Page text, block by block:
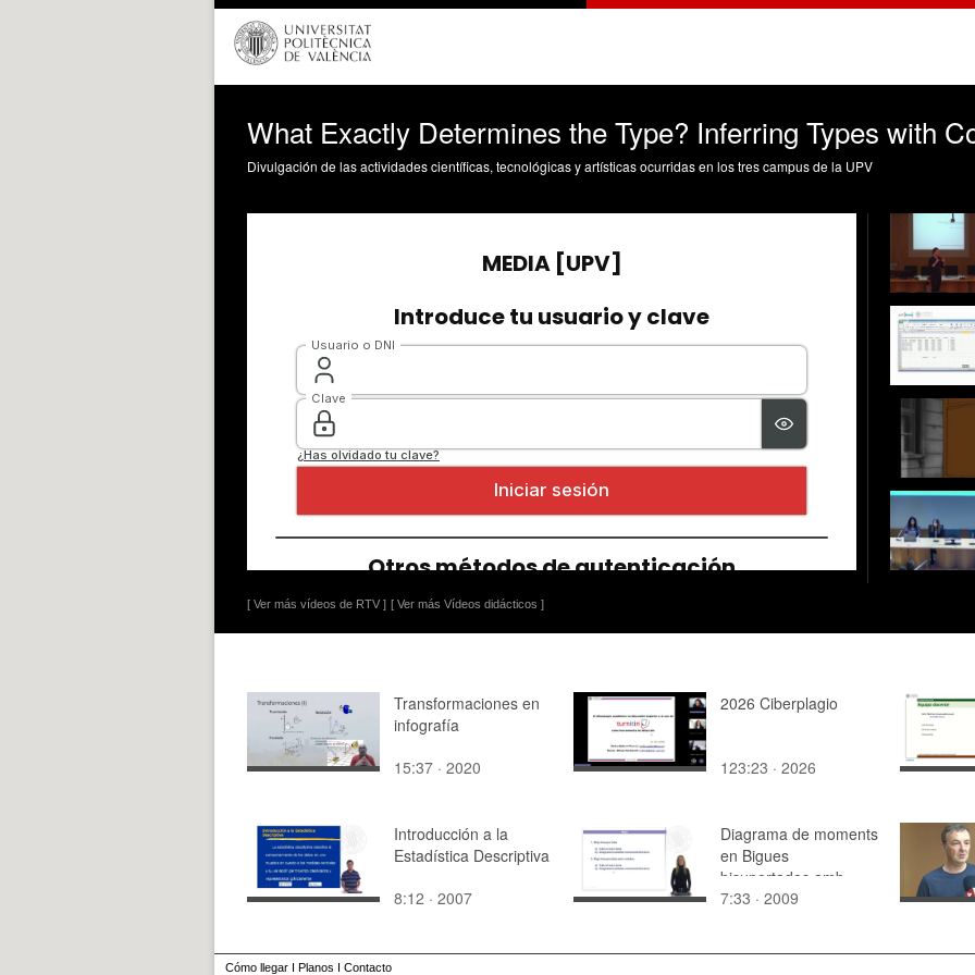
What Exactly Determines the Type? Inferring Types with
Divulgación de las actividades científicas, tecnológicas y artísticas ocurridas en los tres campus de la UPV
[ Ver más vídeos de RTV ] [ Ver más Vídeos didácticos ]
Transformaciones en
infografía
15:37 · 2020
2026 Ciberplagio
123:23 · 2026
Introducción a la
Estadística Descriptiva
8:12 · 2007
Diagrama de moments
en Bigues
bisuportades amb
volades
7:33 · 2009
Cómo llegar I Planos I Contacto